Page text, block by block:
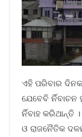
ଏହି ପରିବାର
ଯେବେବି
ର୍ନିବାହ କରିଥାନ୍ତି
ଓ ରାଜନୈତିକ